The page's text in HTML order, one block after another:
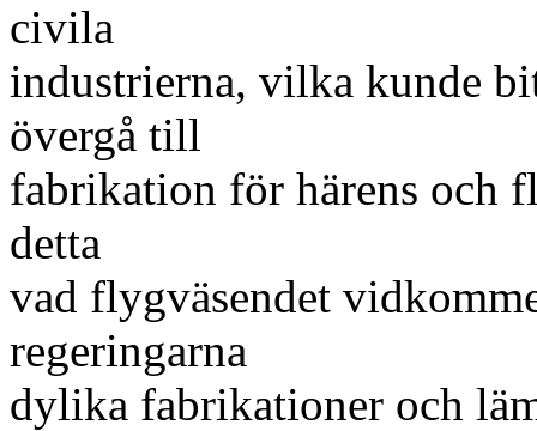
civila
industrierna, vilka kunde
övergå till
fabrikation för härens och
detta
vad flygväsendet
regeringarna
dylika fabrikationer och